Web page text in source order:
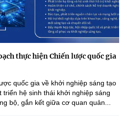
thực hiện Chiến lược quốc gia
quốc gia về khởi nghiệp sáng tạo
hệ sinh thái khởi nghiệp sáng
bộ, gắn kết giữa cơ quan quản...